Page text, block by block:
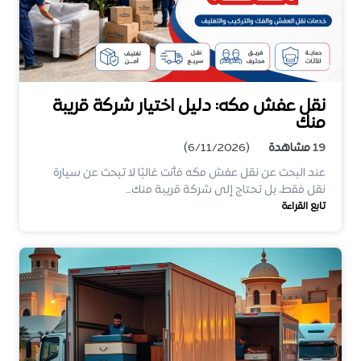
نقل عفش مكه: دليل اختيار شركة قريبة
منك
19مشاهدة
(6/11/2026)
عند البحث عن نقل عفش مكه فأنت غالبًا لا تبحث عن سيارة
نقل فقط، بل تحتاج إلى شركة قريبة منك…
تابع القراءة